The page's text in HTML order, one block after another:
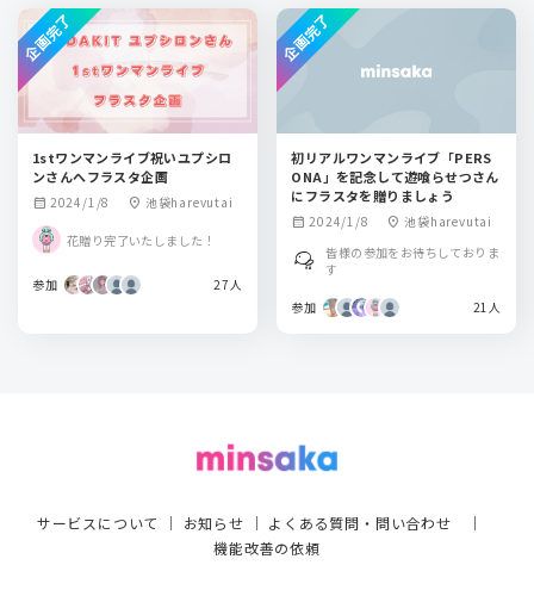
1stワンマンライブ祝いユプシロ
ンさんへフラスタ企画
calendar_month 2024/1/8 location_on 池袋harevutai
花贈り完了いたしました！
参加 27人
企画完了
初リアルワンマンライブ「PERS
ONA」を記念して遊喰らせつさん
にフラスタを贈りましょう
calendar_month 2024/1/8 location_on 池袋harevutai
皆様の参加をお待ちしておりま
す
参加 21人
企画完了
サービスについて ｜ お知らせ ｜ よくある質問・問い合わせ ｜
機能改善の依頼